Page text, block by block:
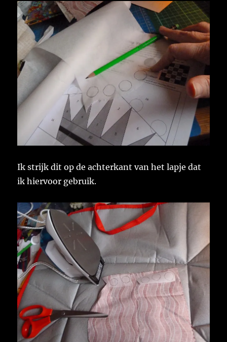
Ik strijk dit op de achterkant van het lapje dat
ik hiervoor gebruik.